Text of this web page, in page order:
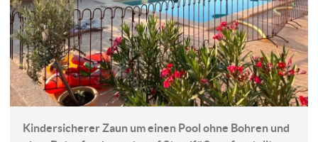
Kindersicherer Zaun um einen Pool ohne Bohren und